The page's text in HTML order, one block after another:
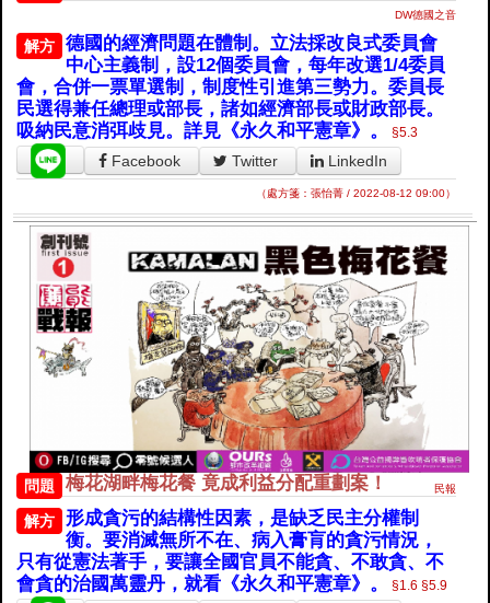
DW德國之音
解方
德國的經濟問題在體制。立法採改良式委員會
中心主義制，設12個委員會，每年改選1/4委員
會，合併一票單選制，制度性引進第三勢力。委員長
民選得兼任總理或部長，諸如經濟部長或財政部長。
吸納民意消弭歧見。詳見《永久和平憲章》。
§5.3
Facebook Twitter LinkedIn
（處方箋：張怡菁 / 2022-08-12 09:00）
問題 梅花湖畔梅花餐 竟成利益分配重劃案！ 民報
解方
形成貪污的結構性因素，是缺乏民主分權制
衡。要消滅無所不在、病入膏肓的貪污情況，
只有從憲法著手，要讓全國官員不能貪、不敢貪、不
會貪的治國萬靈丹，就看《永久和平憲章》。
§1.6 §5.9